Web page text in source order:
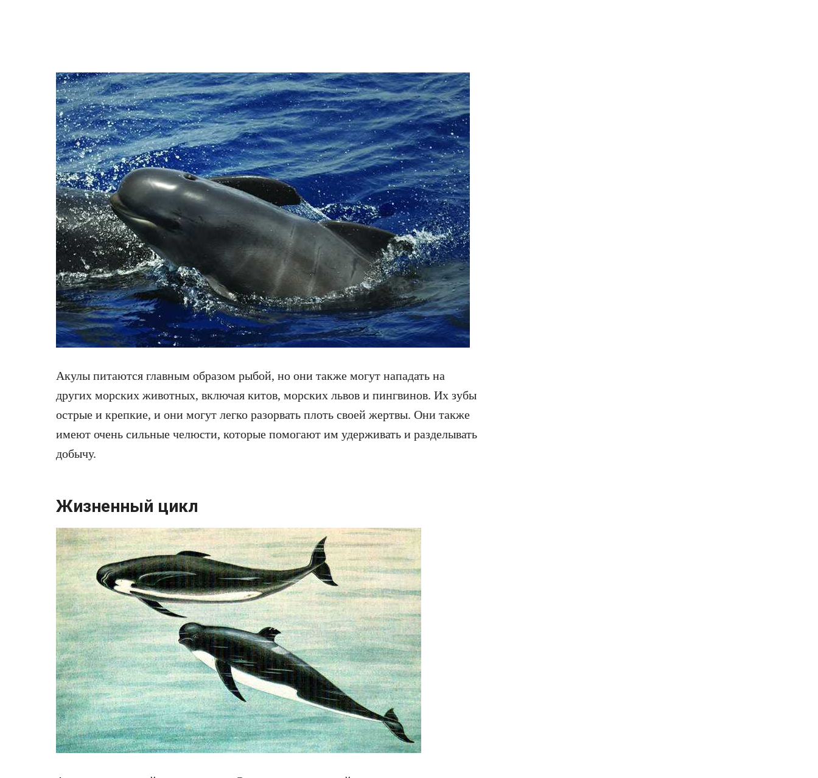
Акулы питаются главным образом рыбой, но они также могут нападать на
других морских животных, включая китов, морских львов и пингвинов. Их зубы
острые и крепкие, и они могут легко разорвать плоть своей жертвы. Они также
имеют очень сильные челюсти, которые помогают им удерживать и разделывать
добычу.
Жизненный цикл